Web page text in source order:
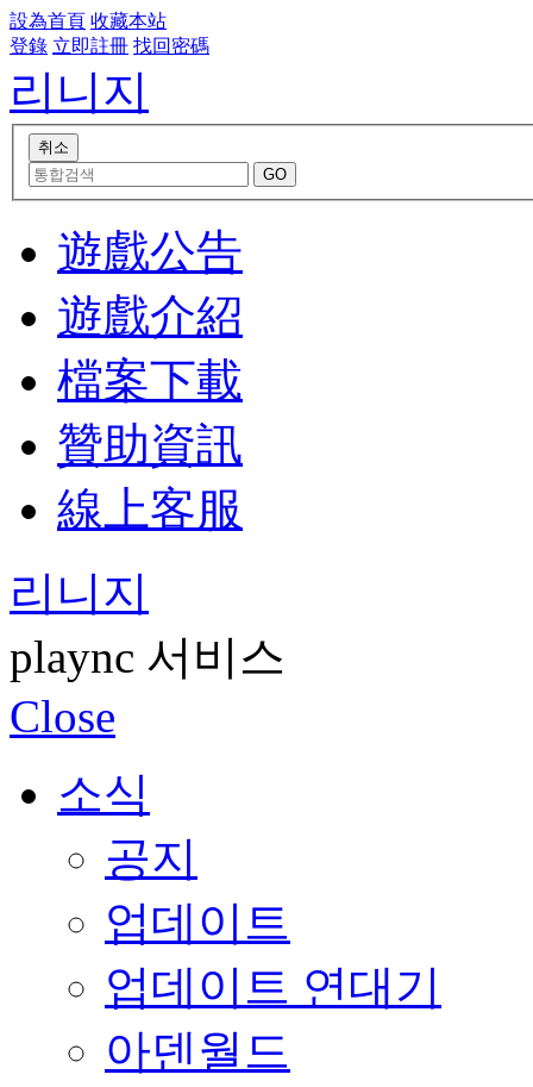
設為首頁 收藏本站
登錄 立即註冊 找回密碼
리니지
遊戲公告
遊戲介紹
檔案下載
贊助資訊
線上客服
리니지
plaync 서비스
Close
소식
공지
업데이트
업데이트 연대기
아덴월드